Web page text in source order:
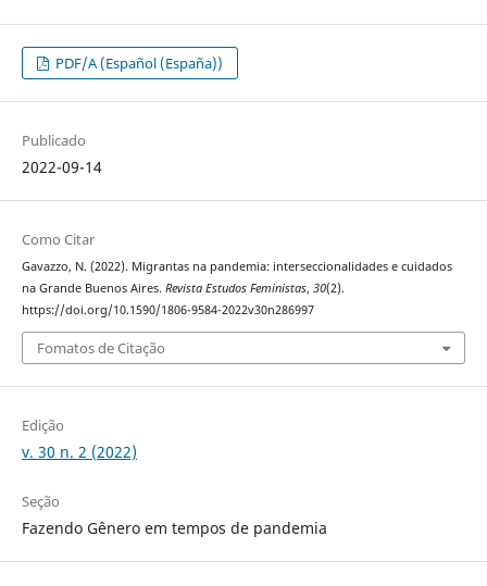
PDF/A (Español (España))
Publicado
2022-09-14
Como Citar
Gavazzo, N. (2022). Migrantas na pandemia: interseccionalidades e cuidados
na Grande Buenos Aires. Revista Estudos Feministas, 30(2).
https://doi.org/10.1590/1806-9584-2022v30n286997
Fomatos de Citação
Edição
v. 30 n. 2 (2022)
Seção
Fazendo Gênero em tempos de pandemia